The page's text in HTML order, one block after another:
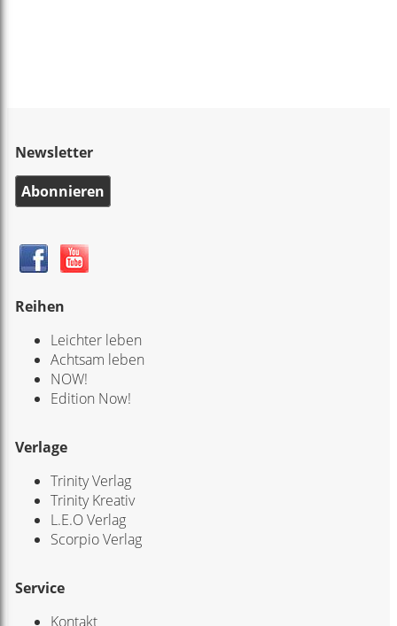
Newsletter
Abonnieren
Reihen
Leichter leben
Achtsam leben
NOW!
Edition Now!
Verlage
Trinity Verlag
Trinity Kreativ
L.E.O Verlag
Scorpio Verlag
Service
Kontakt